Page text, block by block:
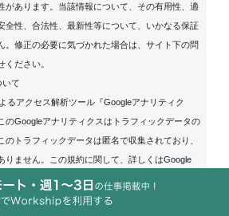
があります。当該情報について、その有用性、適
全性、合法性、最新性等について、いかなる保証
。修正の必要に気づかれた場合は、サイト下の問
ください。
いて
るアクセス解析ツール『Googleアナリティク
のGoogleアナリティクスはトラフィックデータの
のトラフィックデータは匿名で収集されており、
りません。この規約に関して、詳しくはGoogle
ご覧ください。